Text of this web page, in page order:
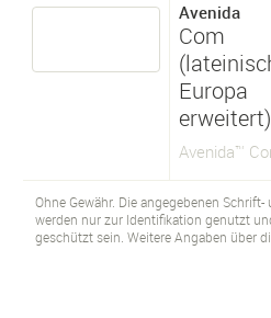
Avenida
Com
Europa
erweitert)
Avenida™
Ohne Gewähr. Die angegebenen
werden nur zur Identifikation genutzt
geschützt sein. Weitere Angaben über